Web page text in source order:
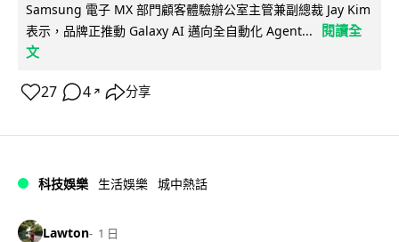
Samsung 電子 MX 部門顧客體驗辦公室主管兼副總裁 Jay Kim
表示，品牌正推動 Galaxy AI 邁向全自動化 Agent...
閱讀全
文
27 4 ↗ 分享
科技娛樂 生活娛樂 城中熱話
Lawton 1 日